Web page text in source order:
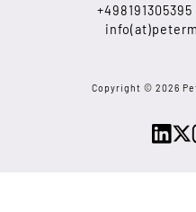
+498191305395
Copyright © 2026